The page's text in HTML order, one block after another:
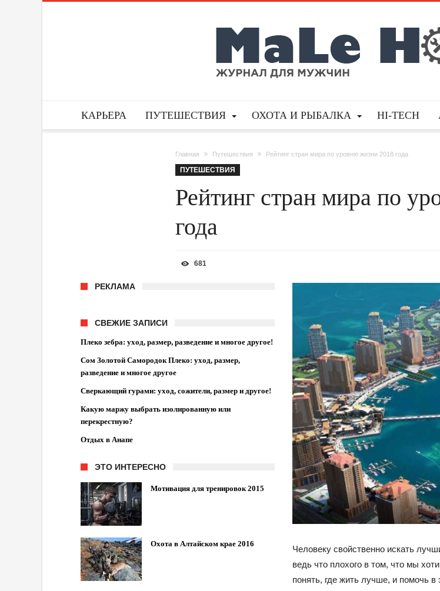
КАРЬЕРА ПУТЕШЕСТВИЯ ОХОТА И РЫБАЛКА HI-TECH
Главная Путешествия Рейтинг стран мира по уровню жизни 2018 года
ПУТЕШЕСТВИЯ
Рейтинг стран мира по
года
681
Человеку свойственно искать
ведь что плохого в том, что мы
понять, где жить лучше, и помочь
РЕКЛАМА
СВЕЖИЕ ЗАПИСИ
Плеко зебра: уход, размер, разведение и многое другое!
Сом Золотой Самородок Плеко: уход, размер,
разведение и многое другое
Сверкающий гурами: уход, сожители, размер и другое!
Какую маржу выбрать изолированную или
перекрестную?
Отдых в Анапе
ЭТО ИНТЕРЕСНО
Мотивация для тренировок 2015
Охота в Алтайском крае 2016